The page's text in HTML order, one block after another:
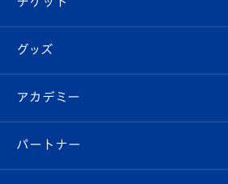
チケット
イベント
メディア
エンブレム紹介
スタッフプロフィール
マスコット紹介
はじめての観戦ガイド
Revive Team
ヴィヴィくんの長崎おもてなしガイド
フォトギャラリー
スタジアムグルメ
チケット
V-LOVERS（ファンクラブ）
プレイヤーズスイート
グッズ
オンラインショップ
店舗情報
アカデミー
育成からのお知らせ
パートナー